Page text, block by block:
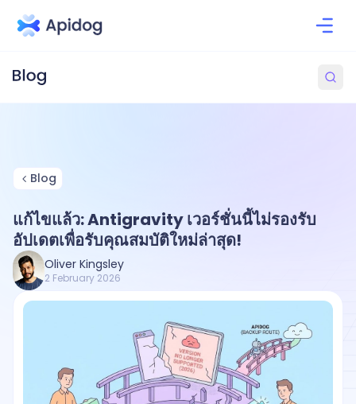
Blog
แก้ไขแล้ว: Antigravity เวอร์ชั่นนี้ไม่รองรับ
อัปเดตเพื่อรับคุณสมบัติใหม่ล่าสุด!
Oliver Kingsley
2 February 2026